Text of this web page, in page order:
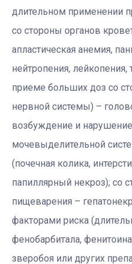
длительном применении
со стороны органов
апластическая анемия,
нейтропения,
приеме больших доз со
нервной системы) –
возбуждение и
мочевыделительной
(почечная колика,
папиллярный некроз); со
пищеварения –
факторами риска
фенобарбитала,
зверобоя или других